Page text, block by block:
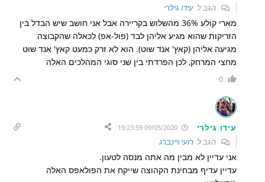
הגב לעידו גילרי
מארי קולע 36% מהשלוש בקריירה אבל אני חושב שיש הבדל בין
הזריקות שהוא מגיע אליהן לבד (פול-אפ) לכאלה שהקבוצה
מגיעה אליהן (קאץ' אנד שוט). הוא לא זרק כמעט קאץ' אנד שוט
מחצי המרחק, לכן הפרדתי בין שני סוגי המהלכים האלה
0
עידו גילרי 09/05/2020 19:23:59
הגב לרועי ויינברג
אני עדיין לא מבין מה אתה מנסה לטעון.
עדיין עדיף מבחינת הקהוצה שייקח את הפולאפס האלה